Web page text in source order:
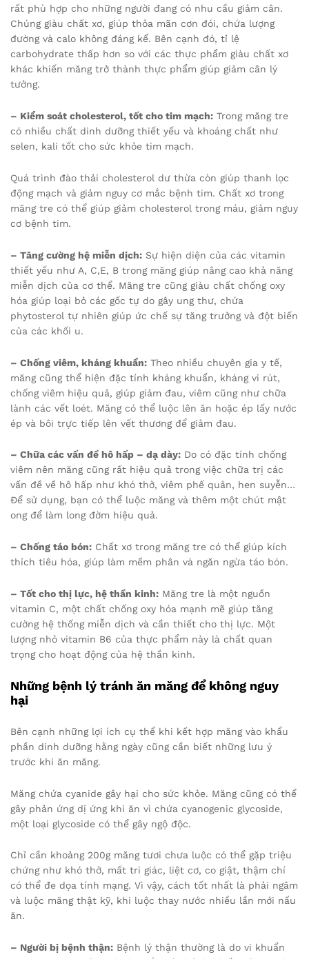
rất phù hợp cho những người đang có nhu cầu giảm cân.
Chúng giàu chất xơ, giúp thỏa mãn cơn đói, chứa lượng
đường và calo không đáng kể. Bên cạnh đó, tỉ lệ
carbohydrate thấp hơn so với các thực phẩm giàu chất xơ
khác khiến măng trở thành thực phẩm giúp giảm cân lý
tưởng.
– Kiểm soát cholesterol, tốt cho tim mạch: Trong măng tre
có nhiều chất dinh dưỡng thiết yếu và khoáng chất như
selen, kali tốt cho sức khỏe tim mạch.
Quá trình đào thải cholesterol dư thừa còn giúp thanh lọc
động mạch và giảm nguy cơ mắc bệnh tim. Chất xơ trong
măng tre có thể giúp giảm cholesterol trong máu, giảm nguy
cơ bệnh tim.
– Tăng cường hệ miễn dịch: Sự hiện diện của các vitamin
thiết yếu như A, C,E, B trong măng giúp nâng cao khả năng
miễn dịch của cơ thể. Măng tre cũng giàu chất chống oxy
hóa giúp loại bỏ các gốc tự do gây ung thư, chứa
phytosterol tự nhiên giúp ức chế sự tăng trưởng và đột biến
của các khối u.
– Chống viêm, kháng khuẩn: Theo nhiều chuyên gia y tế,
măng cũng thể hiện đặc tính kháng khuẩn, kháng vi rút,
chống viêm hiệu quả, giúp giảm đau, viêm cũng như chữa
lành các vết loét. Măng có thể luộc lên ăn hoặc ép lấy nước
ép và bôi trực tiếp lên vết thương để giảm đau.
– Chữa các vấn đề hô hấp – dạ dày: Do có đặc tính chống
viêm nên măng cũng rất hiệu quả trong việc chữa trị các
vấn đề về hô hấp như khó thở, viêm phế quản, hen suyễn…
Để sử dụng, bạn có thể luộc măng và thêm một chút mật
ong để làm long đờm hiệu quả.
– Chống táo bón: Chất xơ trong măng tre có thể giúp kích
thích tiêu hóa, giúp làm mềm phân và ngăn ngừa táo bón.
– Tốt cho thị lực, hệ thần kinh: Măng tre là một nguồn
vitamin C, một chất chống oxy hóa mạnh mẽ giúp tăng
cường hệ thống miễn dịch và cần thiết cho thị lực. Một
lượng nhỏ vitamin B6 của thực phẩm này là chất quan
trọng cho hoạt động của hệ thần kinh.
Những bệnh lý tránh ăn măng để không nguy
hại
Bên cạnh những lợi ích cụ thể khi kết hợp măng vào khẩu
phần dinh dưỡng hằng ngày cũng cần biết những lưu ý
trước khi ăn măng.
Măng chứa cyanide gây hại cho sức khỏe. Măng cũng có thể
gây phản ứng dị ứng khi ăn vì chứa cyanogenic glycoside,
một loại glycoside có thể gây ngộ độc.
Chỉ cần khoảng 200g măng tươi chưa luộc có thể gặp triệu
chứng như khó thở, mất tri giác, liệt cơ, co giật, thậm chí
có thể đe dọa tính mạng. Vì vậy, cách tốt nhất là phải ngâm
và luộc măng thật kỹ, khi luộc thay nước nhiều lần mới nấu
ăn.
– Người bị bệnh thận: Bệnh lý thận thường là do vi khuẩn